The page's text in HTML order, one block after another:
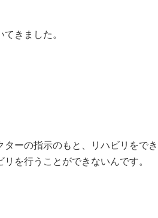
きました。
ーの指示のもと、
リハビリをで
リを行うことができないんです。